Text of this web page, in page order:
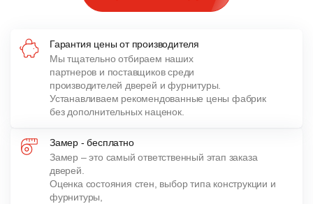
Гарантия цены от производителя
Мы тщательно отбираем наших
партнеров и поставщиков среди
производителей дверей и фурнитуры.
Устанавливаем рекомендованные цены фабрик
без дополнительных наценок.
Замер - бесплатно
Замер – это самый ответственный этап заказа
дверей.
Оценка состояния стен, выбор типа конструкции и
фурнитуры,